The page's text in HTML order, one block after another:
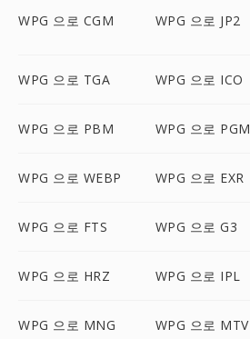
WPG 으로 CGM WPG 으로 JP2
WPG 으로 TGA WPG 으로 ICO
WPG 으로 PBM WPG 으로 PGM
WPG 으로 WEBP WPG 으로 EXR
WPG 으로 FTS WPG 으로 G3
WPG 으로 HRZ WPG 으로 IPL
WPG 으로 MNG WPG 으로 MTV